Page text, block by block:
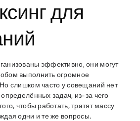
для
эффективно, они могут
выполнить огромное
слишком часто у совещаний нет
задач, из-за чего
чтобы работать, тратят массу
одни и те же вопросы.